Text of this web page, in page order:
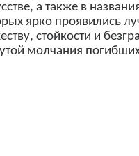
а также в
ярко проявились
стойкости и
молчания